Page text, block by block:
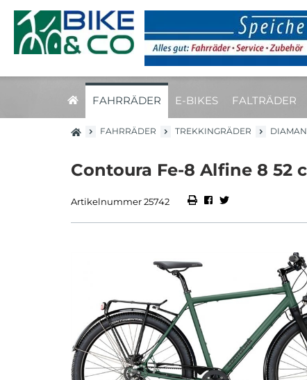
FAHRRÄDER E-BIKES FALTRÄDER
FAHRRÄDER TREKKINGRÄDER
Contoura Fe-8 Alfine 8 52
Artikelnummer 25742